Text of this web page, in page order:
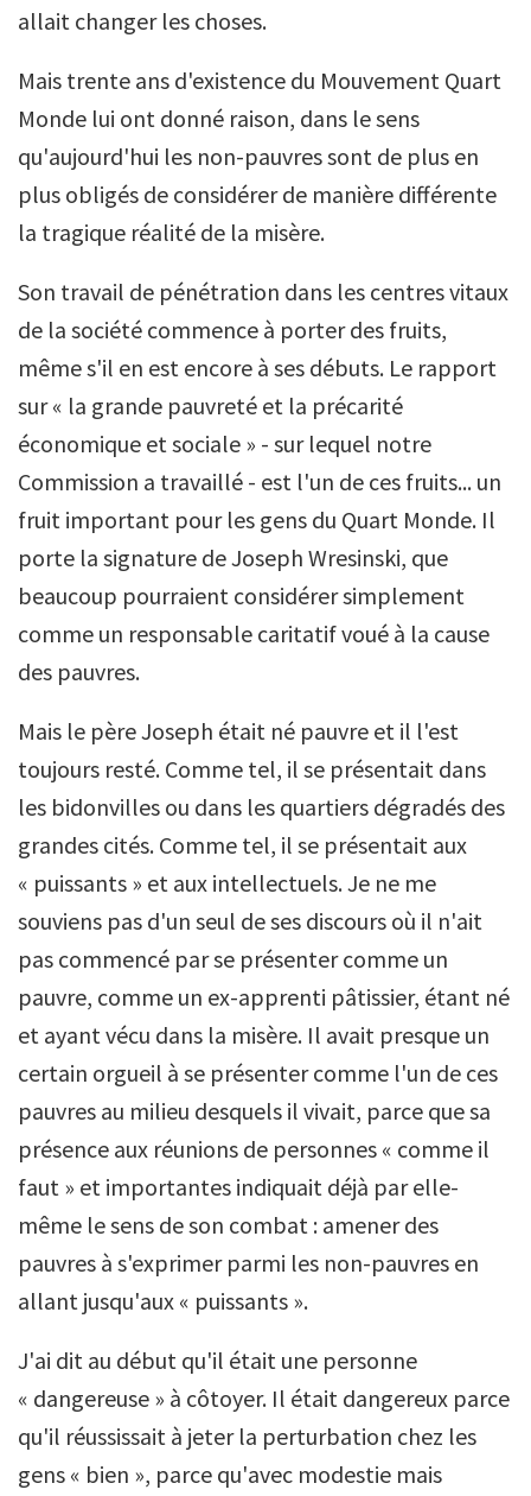
allait changer les choses.
Mais trente ans d'existence du Mouvement Quart
Monde lui ont donné raison, dans le sens
qu'aujourd'hui les non-pauvres sont de plus en
plus obligés de considérer de manière différente
la tragique réalité de la misère.
Son travail de pénétration dans les centres vitaux
de la société commence à porter des fruits,
même s'il en est encore à ses débuts. Le rapport
sur « la grande pauvreté et la précarité
économique et sociale » - sur lequel notre
Commission a travaillé - est l'un de ces fruits... un
fruit important pour les gens du Quart Monde. Il
porte la signature de Joseph Wresinski, que
beaucoup pourraient considérer simplement
comme un responsable caritatif voué à la cause
des pauvres.
Mais le père Joseph était né pauvre et il l'est
toujours resté. Comme tel, il se présentait dans
les bidonvilles ou dans les quartiers dégradés des
grandes cités. Comme tel, il se présentait aux
« puissants » et aux intellectuels. Je ne me
souviens pas d'un seul de ses discours où il n'ait
pas commencé par se présenter comme un
pauvre, comme un ex-apprenti pâtissier, étant né
et ayant vécu dans la misère. Il avait presque un
certain orgueil à se présenter comme l'un de ces
pauvres au milieu desquels il vivait, parce que sa
présence aux réunions de personnes « comme il
faut » et importantes indiquait déjà par elle-
même le sens de son combat : amener des
pauvres à s'exprimer parmi les non-pauvres en
allant jusqu'aux « puissants ».
J'ai dit au début qu'il était une personne
« dangereuse » à côtoyer. Il était dangereux parce
qu'il réussissait à jeter la perturbation chez les
gens « bien », parce qu'avec modestie mais